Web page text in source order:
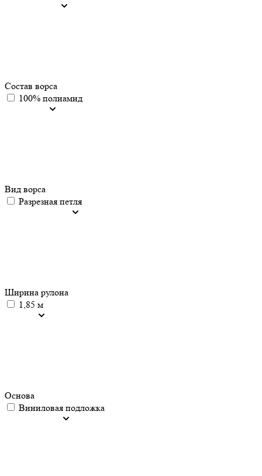
Состав ворса
100% полиамид
Вид ворса
Разрезная петля
Ширина рулона
1,85 м
Основа
Виниловая подложка